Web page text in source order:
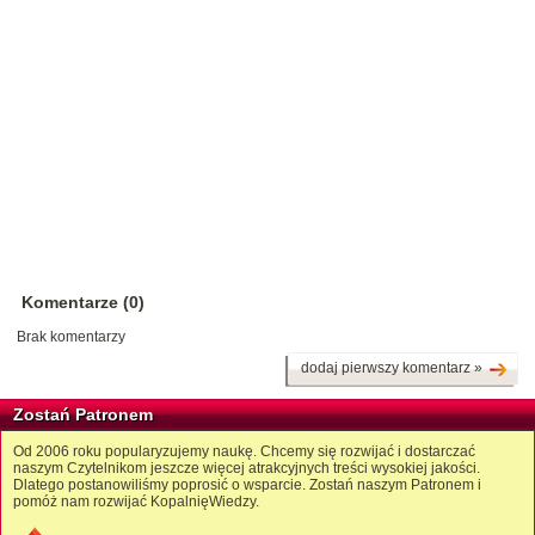
Komentarze (0)
Brak komentarzy
dodaj pierwszy komentarz »
Zostań Patronem
Od 2006 roku popularyzujemy naukę. Chcemy się rozwijać i dostarczać
naszym Czytelnikom jeszcze więcej atrakcyjnych treści wysokiej jakości.
Dlatego postanowiliśmy poprosić o wsparcie. Zostań naszym Patronem i
pomóż nam rozwijać KopalnięWiedzy.